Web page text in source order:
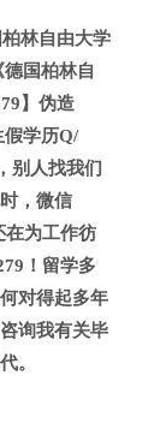
林自由大学
国柏林自
】伪造
假学历Q/
别人找我们
，微信
在为工作彷
！留学多
对得起多年
询我有关毕
。